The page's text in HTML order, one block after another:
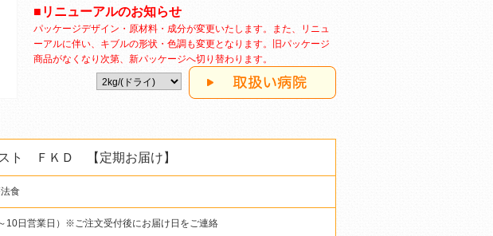
■リニューアルのお知らせ
パッケージデザイン・原材料・成分が変更いたします。また、リニュ
ーアルに伴い、キブルの形状・色調も変更となります。旧パッケージ
商品がなくなり次第、新パッケージへ切り替わります。
ト ＦＫＤ 【定期お届け】
食
10日営業日）※ご注文受付後にお届け日をご連絡